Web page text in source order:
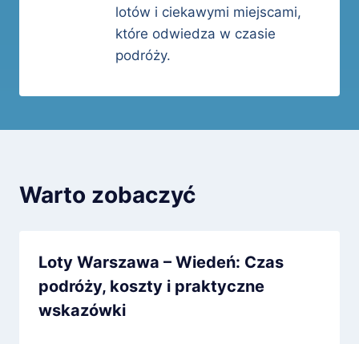
lotów i ciekawymi miejscami,
które odwiedza w czasie
podróży.
Warto zobaczyć
Loty Warszawa – Wiedeń: Czas
podróży, koszty i praktyczne
wskazówki